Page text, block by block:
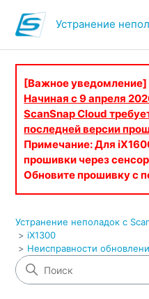
Устранение
[Важное уведомление]
Начиная с 9 апреля
ScanSnap Cloud
последней версии
Примечание: Для
прошивки через
Обновите прошивку с
Устранение неполадок с
iX1300
Неисправности